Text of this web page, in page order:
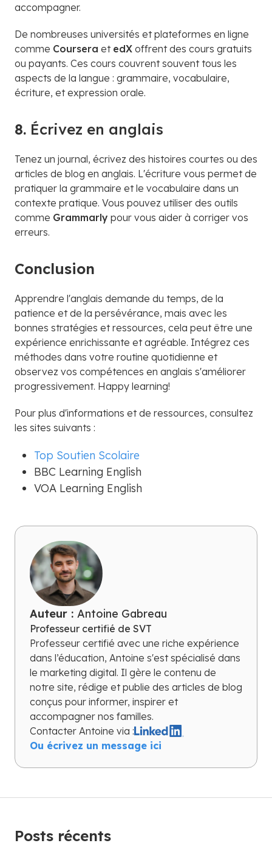
accompagner.
De nombreuses universités et plateformes en ligne
comme Coursera et edX offrent des cours gratuits
ou payants. Ces cours couvrent souvent tous les
aspects de la langue : grammaire, vocabulaire,
écriture, et expression orale.
8. Écrivez en anglais
Tenez un journal, écrivez des histoires courtes ou des
articles de blog en anglais. L'écriture vous permet de
pratiquer la grammaire et le vocabulaire dans un
contexte pratique. Vous pouvez utiliser des outils
comme Grammarly pour vous aider à corriger vos
erreurs.
Conclusion
Apprendre l'anglais demande du temps, de la
patience et de la persévérance, mais avec les
bonnes stratégies et ressources, cela peut être une
expérience enrichissante et agréable. Intégrez ces
méthodes dans votre routine quotidienne et
observez vos compétences en anglais s'améliorer
progressivement. Happy learning!
Pour plus d'informations et de ressources, consultez
les sites suivants :
Top Soutien Scolaire
BBC Learning English
VOA Learning English
Auteur : Antoine Gabreau
Professeur certifié de SVT
Professeur certifié avec une riche expérience
dans l’éducation, Antoine s'est spécialisé dans
le marketing digital. Il gère le contenu de
notre site, rédige et publie des articles de blog
conçus pour informer, inspirer et
accompagner nos familles.
Contacter Antoine via :
Ou écrivez un message ici
Posts récents